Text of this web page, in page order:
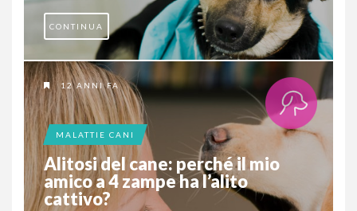
CONTINUA
12 ANNI FA
MALATTIE CANI
Alitosi del cane: perché il mio
amico a 4 zampe ha l’alito
cattivo?